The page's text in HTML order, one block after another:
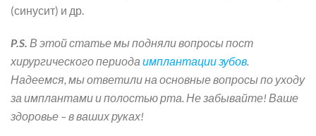
(синусит) и др.
P.S. В этой статье мы подняли вопросы пост
хирургического периода имплантации зубов.
Надеемся, мы ответили на основные вопросы по уходу
за имплантами и полостью рта. Не забывайте! Ваше
здоровье – в ваших руках!